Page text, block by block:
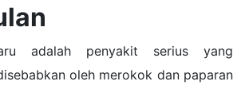
adalah penyakit serius yang
oleh merokok dan paparan